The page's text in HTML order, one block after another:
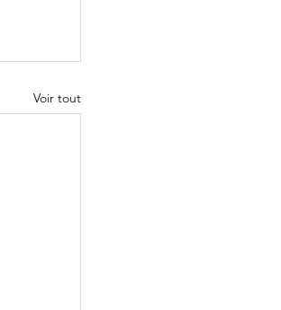
Voir tout